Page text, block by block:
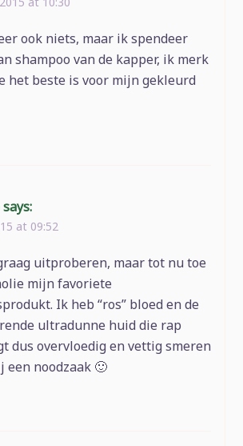
ook niets, maar ik spendeer
shampoo van de kapper, ik merk
het beste is voor mijn gekleurd
says:
at 09:52
uitproberen, maar tot nu toe
mijn favoriete
Ik heb “ros” bloed en de
ultradunne huid die rap
dus overvloedig en vettig smeren
een noodzaak 🙂